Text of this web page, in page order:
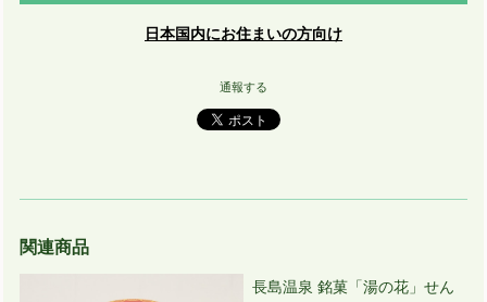
日本国内にお住まいの方向け
通報する
関連商品
長島温泉 銘菓「湯の花」せん